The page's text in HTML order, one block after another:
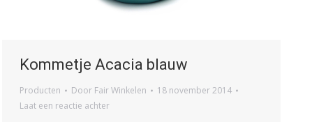
Kommetje Acacia blauw
Producten Door Fair Winkelen
18 november 2014
Laat een reactie achter